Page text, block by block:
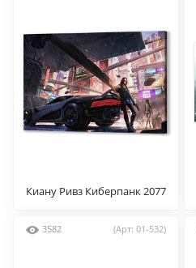
Киану Ривз Киберпанк 2077
3582 (Арт: 01-532)